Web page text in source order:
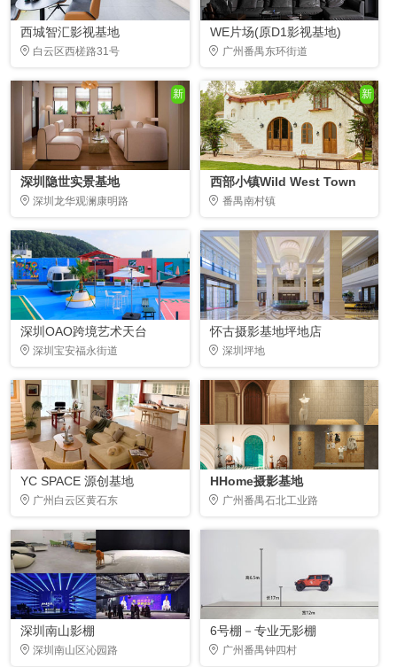
西城智汇影视基地
白云区西槎路31号
WE片场(原D1影视基地)
广州番禺东环街道
新
深圳隐世实景基地
深圳龙华观澜康明路
新
西部小镇Wild West Town
番禺南村镇
深圳OAO跨境艺术天台
深圳宝安福永街道
怀古摄影基地坪地店
深圳坪地
YC SPACE 源创基地
广州白云区黄石东
HHome摄影基地
广州番禺石北工业路
深圳南山影棚
深圳南山区沁园路
6号棚－专业无影棚
广州番禺钟四村